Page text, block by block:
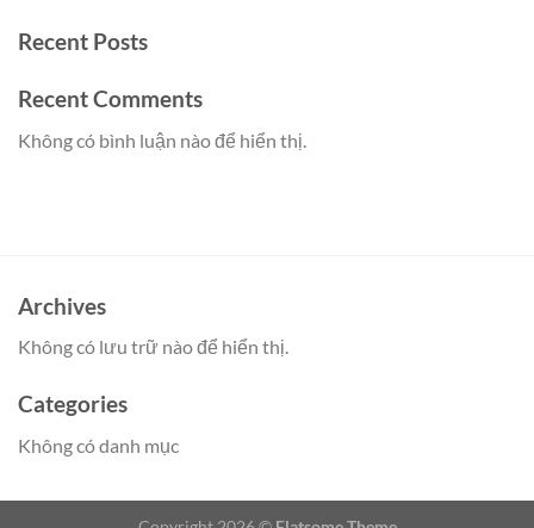
Recent Posts
Recent Comments
Không có bình luận nào để hiển thị.
Archives
Không có lưu trữ nào để hiển thị.
Categories
Không có danh mục